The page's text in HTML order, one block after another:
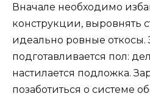
Вначале необходимо
конструкции, выровнять
идеально ровные откосы.
подготавливается пол:
настилается подложка.
позаботиться о системе